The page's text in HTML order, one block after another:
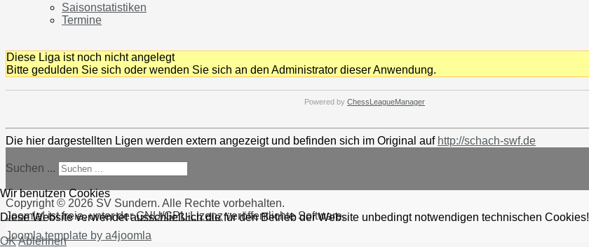
Saisonstatistiken
Termine
Diese Liga ist noch nicht angelegt
Bitte gedulden Sie sich oder wenden Sie sich an den Administrator dieser Anwendung.
Powered by ChessLeagueManager
Die hier dargestellten Ligen werden extern angezeigt und befinden sich im Original auf http://schach-swf.de
Suchen ...
Copyright © 2026 SV Sundern. Alle Rechte vorbehalten.
Joomla!ist freie, unter derGNU/GPL-Lizenzveröffentlichte Software.
Joomla template by a4joomla
Wir benutzen Cookies
Diese Website verwendet ausschließlich die für den Betrieb der Website unbedingt notwendigen technischen Cookies!
OKAblehnen